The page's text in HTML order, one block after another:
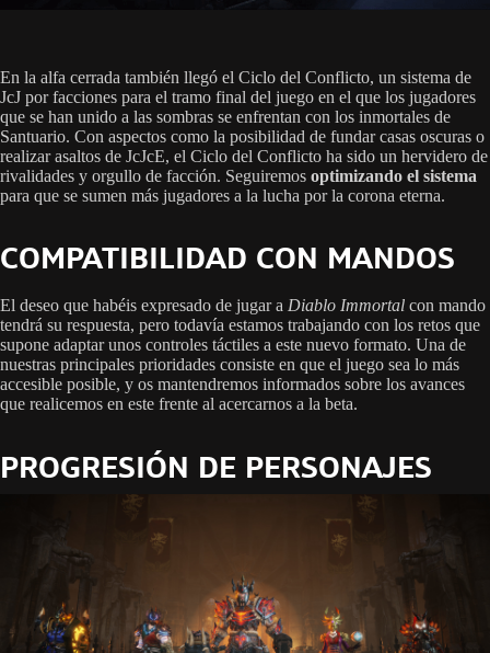
En la alfa cerrada también llegó el Ciclo del Conflicto, un sistema de
JcJ por facciones para el tramo final del juego en el que los jugadores
que se han unido a las sombras se enfrentan con los inmortales de
Santuario. Con aspectos como la posibilidad de fundar casas oscuras o
realizar asaltos de JcJcE, el Ciclo del Conflicto ha sido un hervidero de
rivalidades y orgullo de facción. Seguiremos optimizando el sistema
para que se sumen más jugadores a la lucha por la corona eterna.
COMPATIBILIDAD CON MANDOS
El deseo que habéis expresado de jugar a Diablo Immortal con mando
tendrá su respuesta, pero todavía estamos trabajando con los retos que
supone adaptar unos controles táctiles a este nuevo formato. Una de
nuestras principales prioridades consiste en que el juego sea lo más
accesible posible, y os mantendremos informados sobre los avances
que realicemos en este frente al acercarnos a la beta.
PROGRESIÓN DE PERSONAJES